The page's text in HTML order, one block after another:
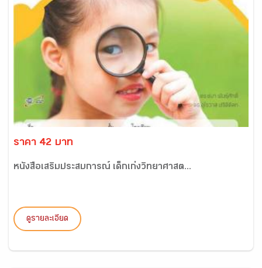
ราคา 42 บาท
หนังสือเสริมประสบการณ์ เด็กเก่งวิทยาศาสต...
ดูรายละเอียด